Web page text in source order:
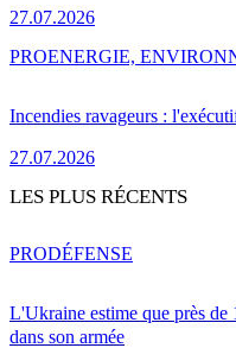
27.07.2026
Incendies ravageurs :
27.07.2026
PROENERGIE,
LES PLUS RÉCENTS
L'Ukraine estime que près de
dans son armée
PRODÉFENSE